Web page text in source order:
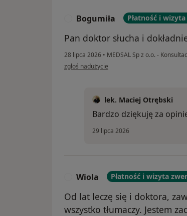
Bogumiła Płatność i
Pan doktor słucha i
28 lipca 2026 • MEDSAL Sp z o.o. -
w opinii użytkownika Bogumiła
zgłoś nadużycie
lek. Maciej Otrębski
Bardzo dziękuję za
29 lipca 2026
Wiola Płatność i wizyta
Od lat leczę się i doktora,
wszystko tłumaczy. Jestem